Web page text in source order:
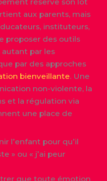
aux parents, mais
instituteurs,
proposer des outils
autant par les
par des approches
bienveillante. Une
non-violente, la
et la régulation via
une place de
l’enfant pour qu’il
» ou « j’ai peur
que toute émotion